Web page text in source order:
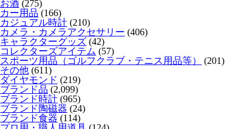
お酒 (275)
カー用品 (166)
カジュアル時計 (210)
カメラ・カメラアクセサリー (406)
キャラクターグッズ (42)
コレクターズアイテム (57)
スポーツ用品（ゴルフクラブ・テニス用品等）
(201)
その他 (611)
ダイヤモンド (219)
ブランド品 (2,099)
ブランド時計 (965)
ブランド陶磁器 (24)
ブランド食器 (114)